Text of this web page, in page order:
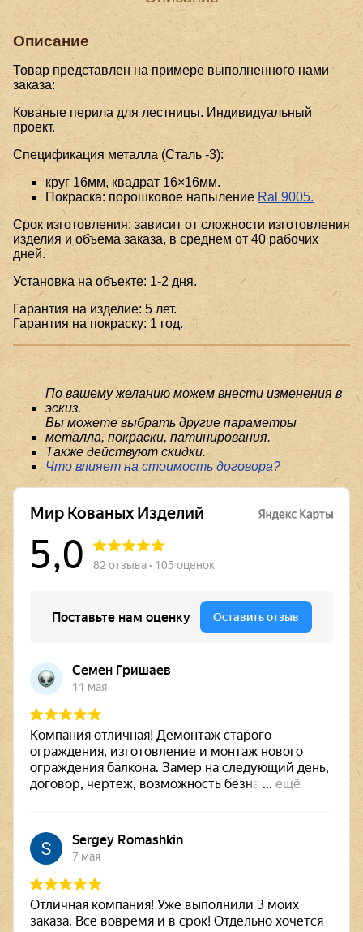
Описание
Товар представлен на примере выполненного нами
заказа:
Кованые перила для лестницы. Индивидуальный
проект.
Спецификация металла (Сталь -3):
круг 16мм, квадрат 16×16мм.
Покраска: порошковое напыление Ral 9005.
Срок изготовления: зависит от сложности изготовления
изделия и объема заказа, в среднем от 40 рабочих
дней.
Установка на объекте: 1-2 дня.
Гарантия на изделие: 5 лет.
Гарантия на покраску: 1 год.
По вашему желанию можем внести изменения в
эскиз.
Вы можете выбрать другие параметры
металла, покраски, патинирования.
Также действуют скидки.
Что влияет на стоимость договора?